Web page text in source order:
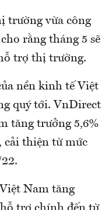
trường vừa công
rằng tháng 5 sẽ
trợ thị trường.
nền kinh tế Việt
quý tới. VnDirect
tăng trưởng 5,6%
cải thiện từ mức
Nam tăng